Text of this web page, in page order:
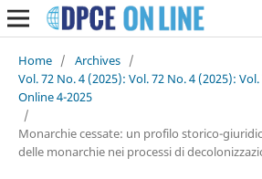
Home / Archives /
Vol. 72 No. 4 (2025): Vol. 72 No. 4 (2025):
Online 4-2025
/
Monarchie cessate: un profilo storico-
delle monarchie nei processi di